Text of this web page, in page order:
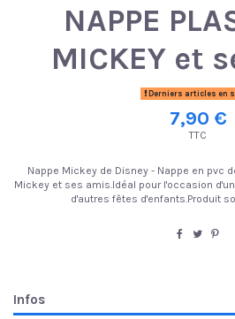
NAPPE
MICKEY et
Derniers articles en
7,90 €
TTC
Nappe Mickey de Disney - Nappe en pvc
Mickey et ses amis.Idéal pour l'occasion
d'autres fêtes d'enfants.Produit
Infos